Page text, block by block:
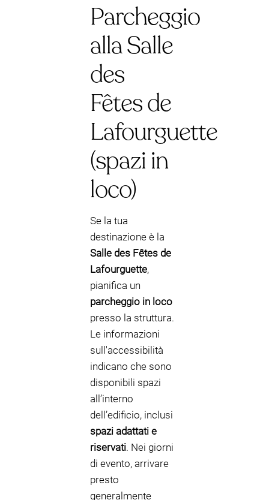
Parcheggio
alla Salle
des
Fêtes de
Lafourguette
(spazi in
loco)
Se la tua
destinazione è la
Salle des Fêtes de
Lafourguette,
pianifica un
parcheggio in loco
presso la struttura.
Le informazioni
sull'accessibilità
indicano che sono
disponibili spazi
all’interno
dell’edificio, inclusi
spazi adattati e
riservati. Nei giorni
di evento, arrivare
presto
generalmente